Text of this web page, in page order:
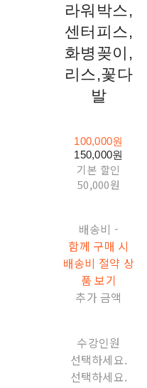
라워박스,
센터피스,
화병꽂이,
리스,꽃다
발
100,000원
150,000원
기본 할인
50,000원
배송비 -
함께 구매 시
배송비 절약 상
품 보기
추가 금액
수강인원
선택하세요.
선택하세요.